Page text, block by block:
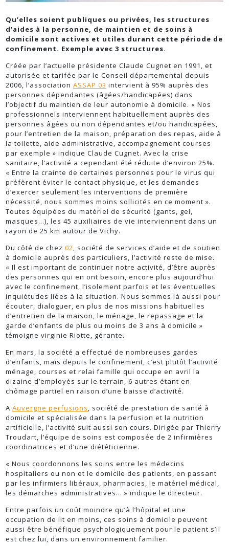
Qu’elles soient publiques ou privées, les structures
d’aides à la personne, de maintien et de soins à
domicile sont actives et utiles durant cette période de
confinement. Exemple avec 3 structures.
Créée par l’actuelle présidente Claude Cugnet en 1991, et
autorisée et tarifée par le Conseil départemental depuis
2006, l’associationASSAP 03 intervient à 95% auprès des
personnes dépendantes (âgées/handicapées) dans
l’objectif du maintien de leur autonomie à domicile. « Nos
professionnels interviennent habituellement auprès des
personnes âgées ou non dépendantes et/ou handicapées,
pour l’entretien de la maison, préparation des repas, aide à
la toilette, aide administrative, accompagnement courses
par exemple » indique Claude Cugnet. Avec la crise
sanitaire, l’activité a cependant été réduite d’environ 25%.
« Entre la crainte de certaines personnes pour le virus qui
préfèrent éviter le contact physique, et les demandes
d’exercer seulement les interventions de première
nécessité, nous sommes moins sollicités en ce moment ».
Toutes équipées du matériel de sécurité (gants, gel,
masques…), les 45 auxiliaires de vie interviennent dans un
rayon de 25 km autour de Vichy.
Du côté de chez02, société de services d’aide et de soutien
à domicile auprès des particuliers, l’activité reste de mise.
« Il est important de continuer notre activité, d’être auprès
des personnes qui en ont besoin, encore plus aujourd’hui
avec le confinement, l’isolement parfois et les éventuelles
inquiétudes liées à la situation. Nous sommes là aussi pour
écouter, dialoguer, en plus de nos missions habituelles
d’entretien de la maison, le ménage, le repassage et la
garde d’enfants de plus ou moins de 3 ans à domicile »
témoigne virginie Riotte, gérante.
En mars, la société a effectué de nombreuses gardes
d’enfants, mais depuis le confinement, c’est plutôt l’activité
ménage, courses et relai famille qui occupe en avril la
dizaine d’employés sur le terrain, 6 autres étant en
chômage partiel en raison d’une baisse d’activité.
AAuvergne perfusions, société de prestation de santé à
domicile et spécialisée dans la perfusion et la nutrition
artificielle, l’activité suit aussi son cours. Dirigée par Thierry
Troudart, l’équipe de soins est composée de 2 infirmières
coordinatrices et d’une diététicienne.
« Nous coordonnons les soins entre les médecins
hospitaliers ou non et le domicile des patients, en passant
par les infirmiers libéraux, pharmacies, le matériel médical,
les démarches administratives… » indique le directeur.
Entre parfois un coût moindre qu’à l’hôpital et une
occupation de lit en moins, ces soins à domicile peuvent
aussi être bénéfique psychologiquement pour le patient s’il
est chez lui, dans un environnement familier.